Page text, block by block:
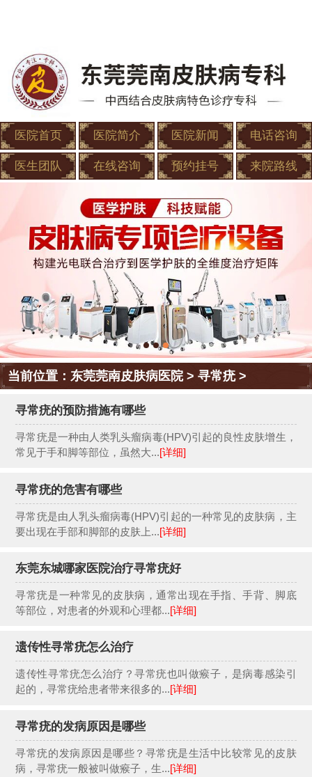
医院首页 医院简介 医院新闻 电话咨询
医生团队 在线咨询 预约挂号 来院路线
当前位置：东莞莞南皮肤病医院>寻常疣>
寻常疣的预防措施有哪些
寻常疣是一种由人类乳头瘤病毒(HPV)引起的良性皮肤增生，
常见于手和脚等部位，虽然大...[详细]
寻常疣的危害有哪些
寻常疣是由人乳头瘤病毒(HPV)引起的一种常见的皮肤病，主
要出现在手部和脚部的皮肤上...[详细]
东莞东城哪家医院治疗寻常疣好
寻常疣是一种常见的皮肤病，通常出现在手指、手背、脚底
等部位，对患者的外观和心理都...[详细]
遗传性寻常疣怎么治疗
遗传性寻常疣怎么治疗？寻常疣也叫做瘊子，是病毒感染引
起的，寻常疣给患者带来很多的...[详细]
寻常疣的发病原因是哪些
寻常疣的发病原因是哪些？寻常疣是生活中比较常见的皮肤
病，寻常疣一般被叫做瘊子，生...[详细]